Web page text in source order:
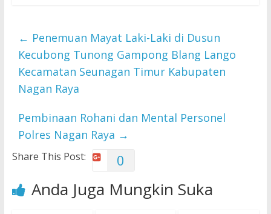
← Penemuan Mayat Laki-Laki di Dusun
Kecubong Tunong Gampong Blang Lango
Kecamatan Seunagan Timur Kabupaten
Nagan Raya
Pembinaan Rohani dan Mental Personel
Polres Nagan Raya →
Share This Post: 0
Anda Juga Mungkin Suka